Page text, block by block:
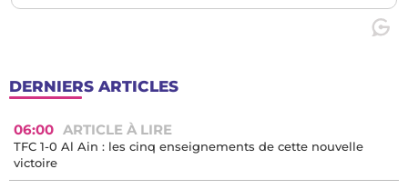
DERNIERS ARTICLES
06:00 ARTICLE À LIRE
TFC 1-0 Al Ain : les cinq enseignements de cette nouvelle
victoire